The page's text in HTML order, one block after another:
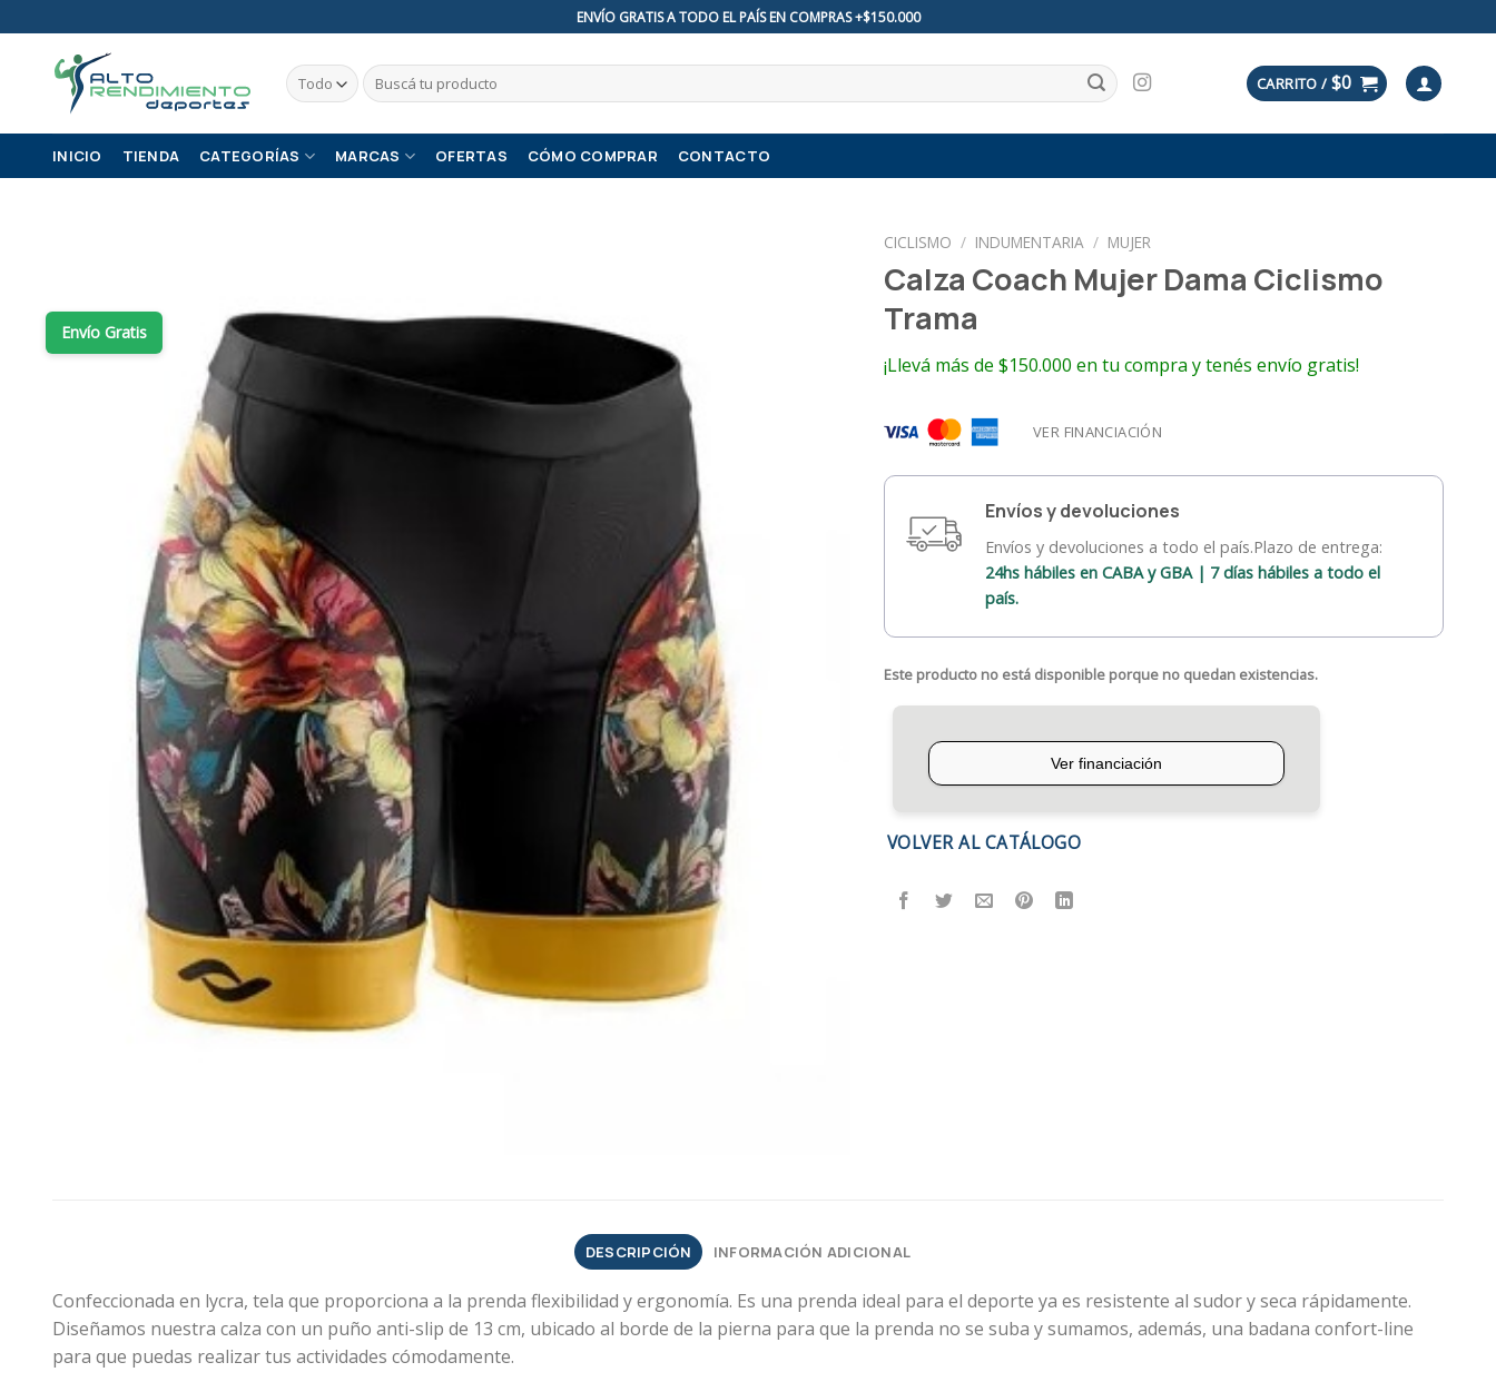
to
content
ENVÍO GRATIS A TODO EL PAÍS EN COMPRAS +$150.000
Buscar
por:
CARRITO / $0
INICIO TIENDA CATEGORÍAS MARCAS OFERTAS CÓMO COMPRAR CONTACTO
Envío Gratis
CICLISMO / INDUMENTARIA / MUJER
Calza Coach Mujer Dama Ciclismo
Trama
¡Llevá más de $150.000 en tu compra y tenés envío gratis!
VER FINANCIACIÓN
Envíos y devoluciones
Envíos y devoluciones a todo el país.Plazo de entrega:
24hs hábiles en CABA y GBA | 7 días hábiles a todo el
país.
Este producto no está disponible porque no quedan existencias.
VOLVER AL CATÁLOGO
DESCRIPCIÓN INFORMACIÓN ADICIONAL
Confeccionada en lycra, tela que proporciona a la prenda flexibilidad y ergonomía. Es una prenda ideal para el deporte ya es resistente al sudor y seca rápidamente.
Diseñamos nuestra calza con un puño anti-slip de 13 cm, ubicado al borde de la pierna para que la prenda no se suba y sumamos, además, una badana confort-line
para que puedas realizar tus actividades cómodamente.